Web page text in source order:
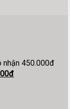
nhận 450.000đ